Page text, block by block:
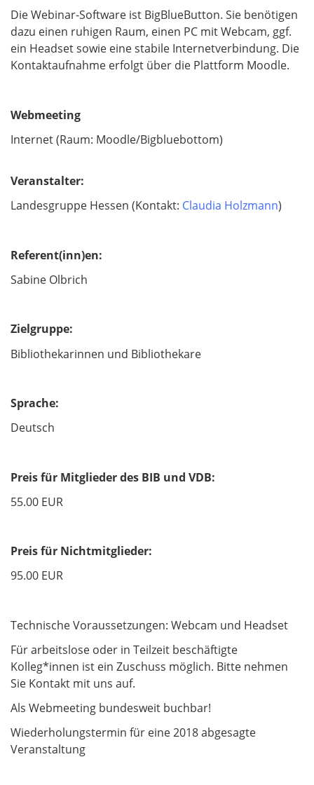
Die Webinar-Software ist BigBlueButton. Sie benötigen
dazu einen ruhigen Raum, einen PC mit Webcam, ggf.
ein Headset sowie eine stabile Internetverbindung. Die
Kontaktaufnahme erfolgt über die Plattform Moodle.
Webmeeting
Internet (Raum: Moodle/Bigbluebottom)
Veranstalter:
Landesgruppe Hessen (Kontakt: Claudia Holzmann)
Referent(inn)en:
Sabine Olbrich
Zielgruppe:
Bibliothekarinnen und Bibliothekare
Sprache:
Deutsch
Preis für Mitglieder des BIB und VDB:
55.00 EUR
Preis für Nichtmitglieder:
95.00 EUR
Technische Voraussetzungen: Webcam und Headset
Für arbeitslose oder in Teilzeit beschäftigte
Kolleg*innen ist ein Zuschuss möglich. Bitte nehmen
Sie Kontakt mit uns auf.
Als Webmeeting bundesweit buchbar!
Wiederholungstermin für eine 2018 abgesagte
Veranstaltung